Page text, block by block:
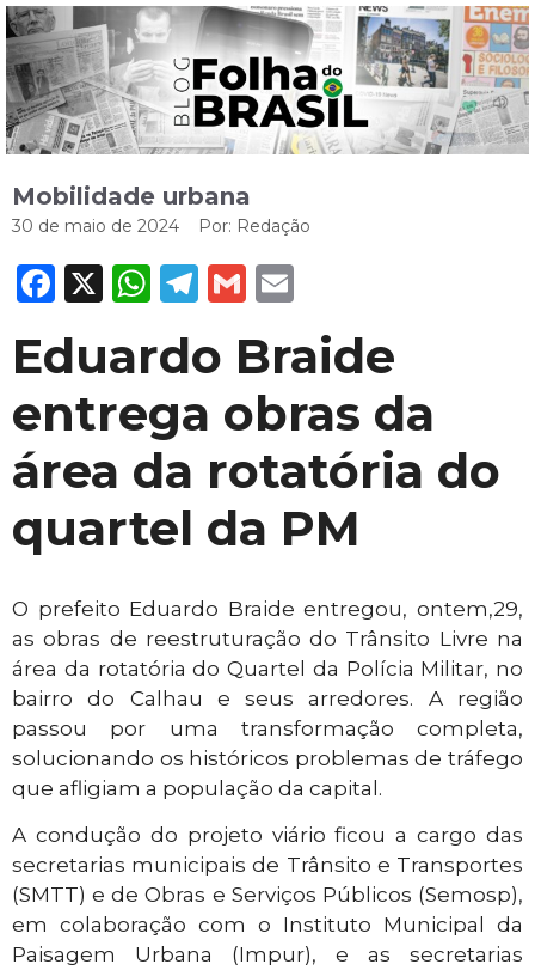
Mobilidade urbana
30 de maio de 2024 Por: Redação
Facebook
X WhatsApp
Telegram
Gmail
Eduardo Braide
entrega obras da
área da rotatória do
quartel da PM
O prefeito Eduardo Braide entregou, ontem,29,
as obras de reestruturação do Trânsito Livre na
área da rotatória do Quartel da Polícia Militar, no
bairro do Calhau e seus arredores. A região
passou por uma transformação completa,
solucionando os históricos problemas de tráfego
que afligiam a população da capital.
A condução do projeto viário ficou a cargo das
secretarias municipais de Trânsito e Transportes
(SMTT) e de Obras e Serviços Públicos (Semosp),
em colaboração com o Instituto Municipal da
Paisagem Urbana (Impur), e as secretarias